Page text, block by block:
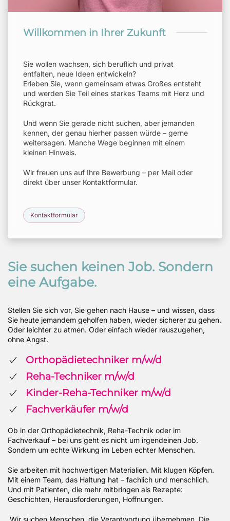
Willkommen in Ihrer Zukunft
Sie wollen wachsen, sich beruflich und privat
entfalten, neue Ideen entwickeln?
Erleben Sie, wenn gemeinsam etwas Großes entsteht
und werden Sie Teil eines starkes Teams mit Herz und
Rückgrat.
Und wenn Sie gerade nicht suchen, aber jemanden
kennen, der genau hierher passen würde – gerne
weitersagen. Manche Wege beginnen mit einem
kleinen Hinweis.
Wir freuen uns auf Ihre Bewerbung – per Mail oder
direkt über unser Kontaktformular.
Kontaktformular
Sie suchen keinen Job. Sondern
eine Aufgabe.
Stellen Sie sich vor, Sie gehen nach Hause – und wissen, dass
Sie heute jemandem geholfen haben, wieder sicherer zu gehen.
Oder leichter zu atmen. Oder einfach wieder rauszugehen,
ohne Angst.
Orthopädietechniker m/w/d
Reha-Techniker m/w/d
Kinder-Reha-Techniker m/w/d
Fachverkäufer m/w/d
Ob in der Orthopädietechnik, Reha-Technik oder im
Fachverkauf – bei uns geht es nicht um irgendeinen Job.
Sondern um echte Wirkung im Leben echter Menschen.
Sie arbeiten mit hochwertigen Materialien. Mit klugen Köpfen.
Mit einem Team, das Haltung hat – fachlich und menschlich.
Und mit Patienten, die mehr mitbringen als Rezepte:
Geschichten, Herausforderungen, Hoffnungen.
Wir suchen Menschen, die Verantwortung übernehmen. Die